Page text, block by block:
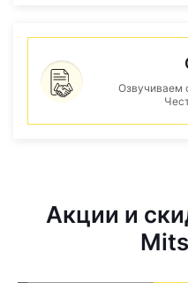
Озвучиваем
Акции и